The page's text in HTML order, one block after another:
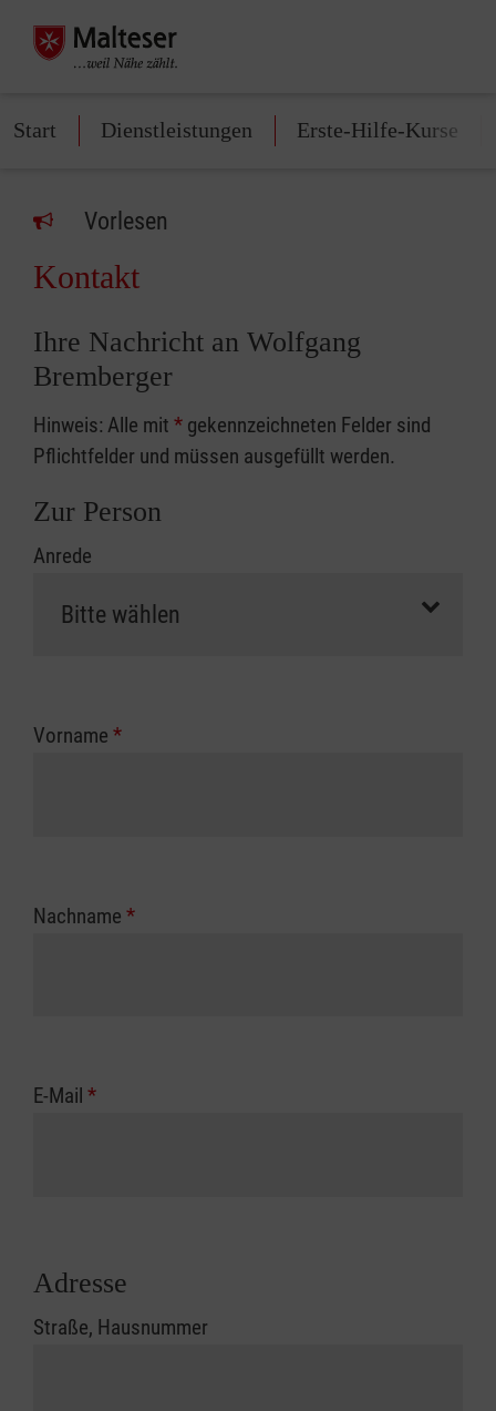
Start Dienstleistungen Erste-Hilfe-Kurse
Vorlesen
Kontakt
Ihre Nachricht an Wolfgang
Bremberger
Hinweis: Alle mit * gekennzeichneten Felder sind
Pflichtfelder und müssen ausgefüllt werden.
Zur Person
Anrede
Vorname *
Nachname *
E-Mail *
Adresse
Straße, Hausnummer